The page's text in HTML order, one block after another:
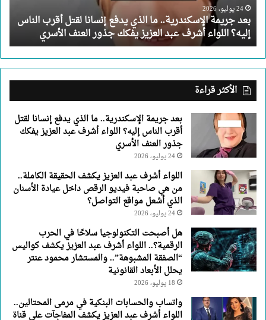
لقتل
أقرب
الناس
إليه؟
اللواء
أشرف
عبد
العزيز
جذور
العنف
الأسري
24 يوليو، 2026
بعد جريمة الإسكندرية.. ما الذي يدفع إنسانا لقتل أقرب الناس
إليه؟ اللواء أشرف عبد العزيز يفكك جذور العنف الأسري
الأكثر قراءة
بعد جريمة الإسكندرية.. ما الذي يدفع إنسانا لقتل
أقرب الناس إليه؟ اللواء أشرف عبد العزيز يفكك
جذور العنف الأسري
24 يوليو، 2026
اللواء أشرف عبد العزيز يكشف الحقيقة الكاملة..
من هي صاحبة فيديو الرقص داخل عيادة الأسنان
الذي أشعل مواقع التواصل؟
24 يوليو، 2026
هل أصبحت التكنولوجيا سلاحًا في الحرب
الرقمية؟.. اللواء أشرف عبد العزيز يكشف كواليس
“الصفقة المشبوهة”.. والمستشار محمود عنتر
يحلل الأبعاد القانونية
18 يوليو، 2026
واتساب والحسابات البنكية في مرمى المحتالين..
اللواء أشرف عبد العزيز يكشف المفاجآت على قناة